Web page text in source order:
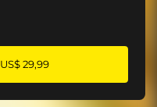
US$ 29,99